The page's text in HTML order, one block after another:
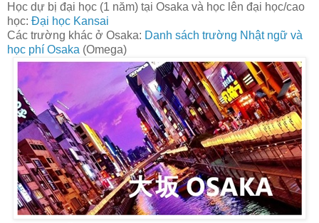
Học dự bị đại học (1 năm) tại Osaka và học lên đại học/cao
học: Đại học Kansai
Các trường khác ở Osaka: Danh sách trường Nhật ngữ và
học phí Osaka (Omega)